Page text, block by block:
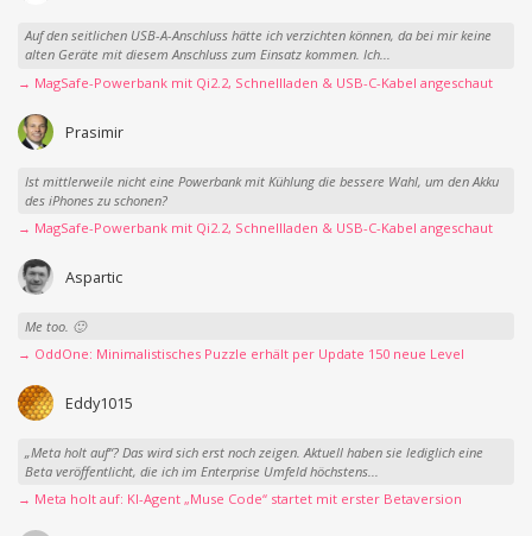
Auf den seitlichen USB-A-Anschluss hätte ich verzichten können, da bei mir keine
alten Geräte mit diesem Anschluss zum Einsatz kommen. Ich...
→ MagSafe-Powerbank mit Qi2.2, Schnellladen & USB-C-Kabel angeschaut
Prasimir
Ist mittlerweile nicht eine Powerbank mit Kühlung die bessere Wahl, um den Akku
des iPhones zu schonen?
→ MagSafe-Powerbank mit Qi2.2, Schnellladen & USB-C-Kabel angeschaut
Aspartic
Me too. 🙂
→ OddOne: Minimalistisches Puzzle erhält per Update 150 neue Level
Eddy1015
„Meta holt auf“? Das wird sich erst noch zeigen. Aktuell haben sie lediglich eine
Beta veröffentlicht, die ich im Enterprise Umfeld höchstens...
→ Meta holt auf: KI-Agent „Muse Code“ startet mit erster Betaversion